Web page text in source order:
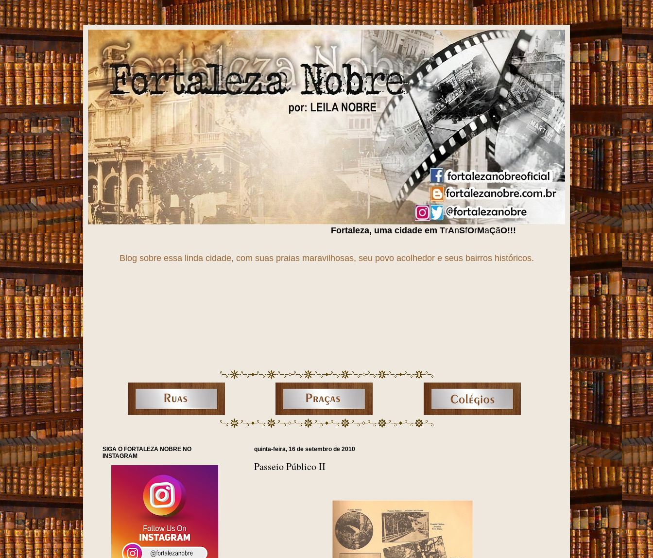
Fortaleza, uma cidade emTrAnSfOrMaÇãO !!!
Blog sobre essa linda cidade, com suas praias maravilhosas, seu povo acolhedor e seus bairros históricos.
quinta-feira, 16 de setembro de 2010
Passeio Público II
SIGA O FORTALEZA NOBRE NO
INSTAGRAM